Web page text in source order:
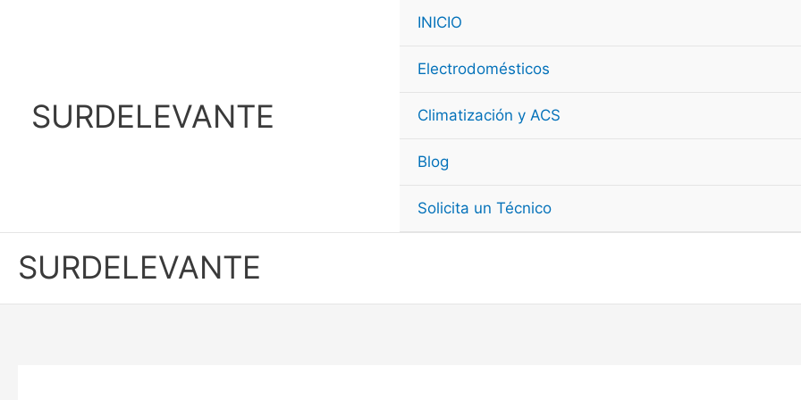
SURDELEVANTE
INICIO
Electrodomésticos
Climatización y ACS
Blog
Solicita un Técnico
SURDELEVANTE